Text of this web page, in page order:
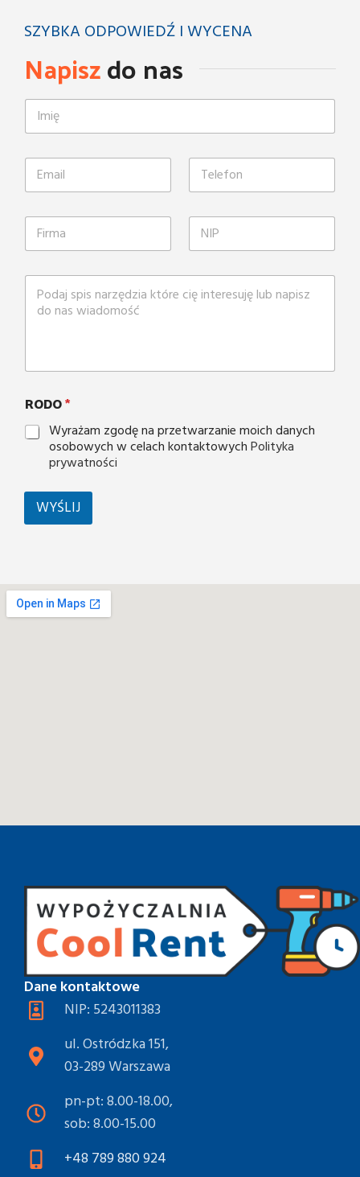
SZYBKA ODPOWIEDŹ I WYCENA
Napiszdo nas
RODO*
Wyrażam zgodę na przetwarzanie moich danych
osobowych w celach kontaktowychPolityka
prywatności
WYŚLIJ
Dane kontaktowe
NIP: 5243011383
ul. Ostródzka 151,
03-289 Warszawa
pn-pt: 8.00-18.00,
sob: 8.00-15.00
+48 789 880 924